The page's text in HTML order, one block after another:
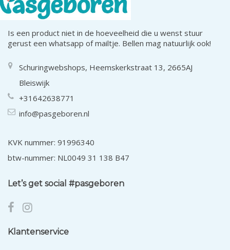
Is een product niet in de hoeveelheid die u wenst stuur
gerust een whatsapp of mailtje. Bellen mag natuurlijk ook!
Schuringwebshops, Heemskerkstraat 13, 2665AJ
Bleiswijk
+31642638771
info@pasgeboren.nl
KVK nummer: 91996340
btw-nummer: NL0049 31 138 B47
Let’s get social #pasgeboren
Klantenservice